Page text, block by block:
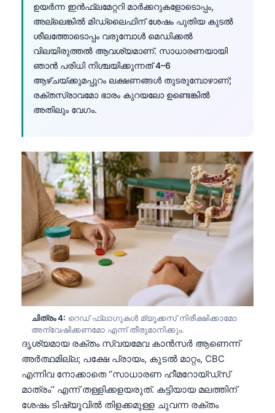
ഉയർന്ന ഇൻഫ്ലമേറ്ററി മാർക്കറുകളോടൊപ്പം,
അല്ലെങ്കിൽ മിഡ്‌ലൈഫിന് ശേഷം പുതിയ കുടൽ
ശീലത്തോടൊപ്പം വരുമ്പോൾ മെഡിക്കൽ
വിലയിരുത്തൽ ആവശ്യമാണ്. സാധാരണയായി
ഞാൻ പരിധി നിശ്ചയിക്കുന്നത് 4–6
ആഴ്ചയ്ക്കുമപ്പുറം ലക്ഷണങ്ങൾ തുടരുമ്പോഴാണ്;
രക്തസ്രാവമോ ഭാരം കുറയലോ ഉണ്ടെങ്കിൽ
അതിലും വേഗം.
ചിത്രം 4: റെഡ് ഫ്ലാഗുകൾ മ്യൂക്കസ് നിരീക്ഷിക്കാമോ
അന്വേഷിക്കണമോ എന്ന് തീരുമാനിക്കും.
ദൃശ്യമായ രക്തം സ്വയമേവ കാൻസർ ആണെന്ന്
അർത്ഥമില്ല; പക്ഷേ പ്രായം, കുടൽ മാറ്റം, CBC
എന്നിവ നോക്കാതെ “സാധാരണ ഹീമറോയ്ഡ്സ്
മാത്രം” എന്ന് തള്ളിക്കളയരുത്. കട്ടിയായ മലത്തിന്
ശേഷം ടിഷ്യൂവിൽ തിളക്കമുള്ള ചുവന്ന രക്തം